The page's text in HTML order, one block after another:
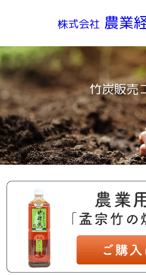
株式会社 農業
竹炭販売